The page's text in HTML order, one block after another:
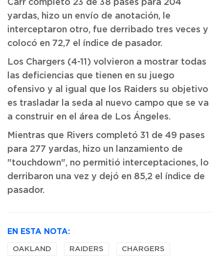
Carr completó 23 de 38 pases para 204
yardas, hizo un envío de anotación, le
interceptaron otro, fue derribado tres veces y
colocó en 72,7 el índice de pasador.
Los Chargers (4-11) volvieron a mostrar todas
las deficiencias que tienen en su juego
ofensivo y al igual que los Raiders su objetivo
es trasladar la seda al nuevo campo que se va
a construir en el área de Los Ángeles.
Mientras que Rivers completó 31 de 49 pases
para 277 yardas, hizo un lanzamiento de
"touchdown", no permitió interceptaciones, lo
derribaron una vez y dejó en 85,2 el índice de
pasador.
EN ESTA NOTA:
OAKLAND RAIDERS CHARGERS